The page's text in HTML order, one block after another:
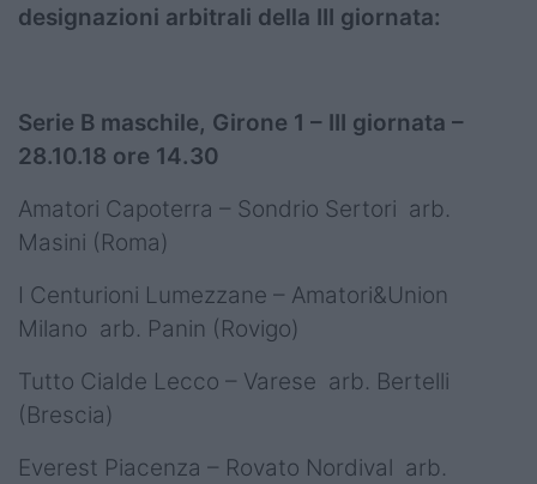
designazioni arbitrali della III giornata:
Serie B maschile, Girone 1 – III giornata –
28.10.18 ore 14.30
Amatori Capoterra – Sondrio Sertori arb.
Masini (Roma)
I Centurioni Lumezzane – Amatori&Union
Milano arb. Panin (Rovigo)
Tutto Cialde Lecco – Varese arb. Bertelli
(Brescia)
Everest Piacenza – Rovato Nordival arb.